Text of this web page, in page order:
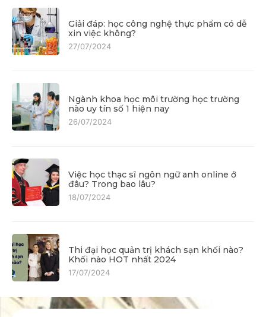
Giải đáp: học công nghệ thực phẩm có dễ
xin việc không?
27/07/2024
Ngành khoa học môi trường học trường
nào uy tín số 1 hiện nay
26/07/2024
Việc học thạc sĩ ngôn ngữ anh online ở
đâu? Trong bao lâu?
18/07/2024
Thi đại học quản trị khách sạn khối nào?
Khối nào HOT nhất 2024
17/07/2024